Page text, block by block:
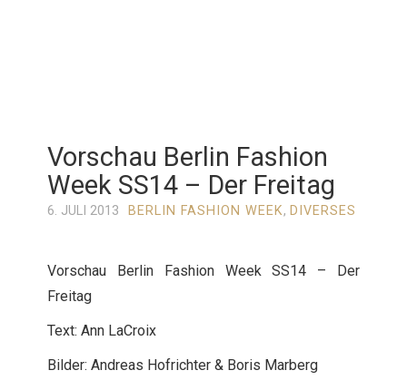
Vorschau Berlin Fashion
Week SS14 – Der Freitag
6. JULI 2013 BERLIN FASHION WEEK, DIVERSES
Vorschau Berlin Fashion Week SS14 – Der
Freitag
Text: Ann LaCroix
Bilder: Andreas Hofrichter & Boris Marberg